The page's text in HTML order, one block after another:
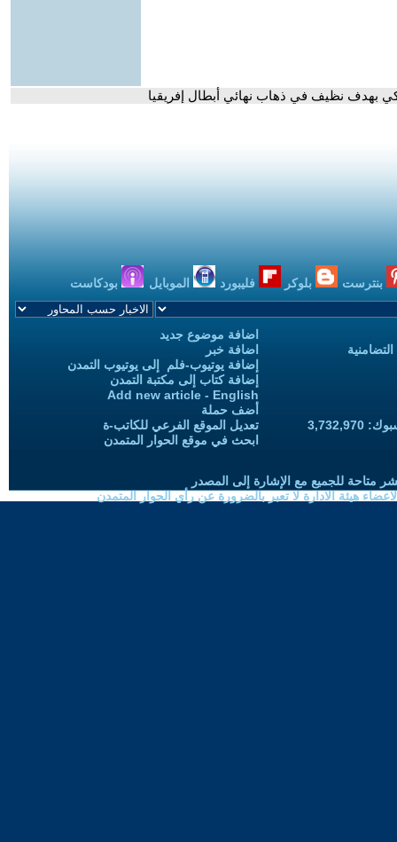
بهدف نظيف في ذهاب نهائي أبطال إفريقيا
بنترست بلوكر فليبورد الموبايل بودكاست
اضافة موضوع جديد
اضافة خبر
إضافة يوتيوب-فلم إلى يوتيوب التمدن
إضافة كتاب إلى مكتبة التمدن
Add new article - English
أضف حملة
تعديل الموقع الفرعي للكاتب-ة
ابحث في موقع الحوار المتمدن
متاحة للجميع مع الإشارة إلى المصدر
هيئة الادارة لا تعبر بالضرورة عن رأي الحوار المتمدن